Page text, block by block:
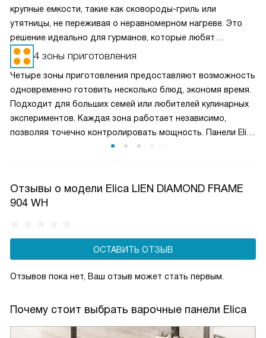
крупные емкости, такие как сковороды-гриль или
утятницы, не переживая о неравномерном нагреве. Это
решение идеально для гурманов, которые любят
экспериментировать с различными способами
приготовления. Объединяемые зоны обеспечивают
равномерное распределение тепла, что делает готовку
более комфортной и быстрой.
4 зоны приготовления
Четыре зоны приготовления предоставляют возможность
одновременно готовить несколько блюд, экономя время.
Подходит для больших семей или любителей кулинарных
экспериментов. Каждая зона работает независимо,
позволяя точечно контролировать мощность. Панели Elica
известны своей энергоэффективностью, что снижает
объединение зон для больших кастрюль.
Отзывы о модели Elica LIEN DIAMOND FRAME
904 WH
ОСТАВИТЬ ОТЗЫВ
Отзывов пока нет, Ваш отзыв может стать первым.
Почему стоит выбрать варочные панели Elica